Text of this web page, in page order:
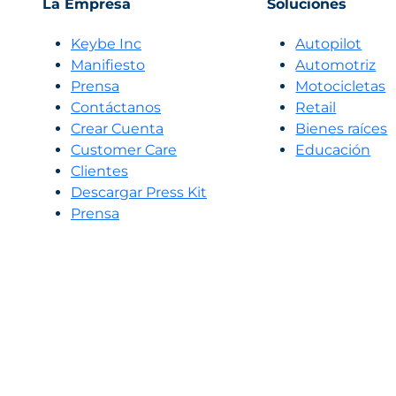
píxeles y las cookies. Las…
:
Por
qué
el
remarketing
del
2026
será
conversacional
La Empresa
Keybe Inc
Manifiesto
Prensa
Contáctanos
Crear Cuenta
Customer Care
Clientes
Descargar Press Kit
Prensa
Soluciones
Autopilot
Automotriz
Motocicletas
Retail
Bienes raíces
Educación